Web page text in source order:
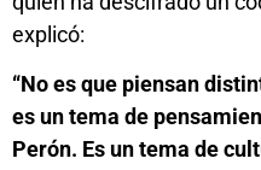
explicó:
“No es que piensan
es un tema de
Perón. Es un tema de